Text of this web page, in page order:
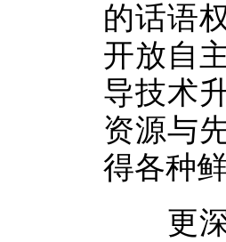
的话语
开放自
导技术
资源与
得各种
更深